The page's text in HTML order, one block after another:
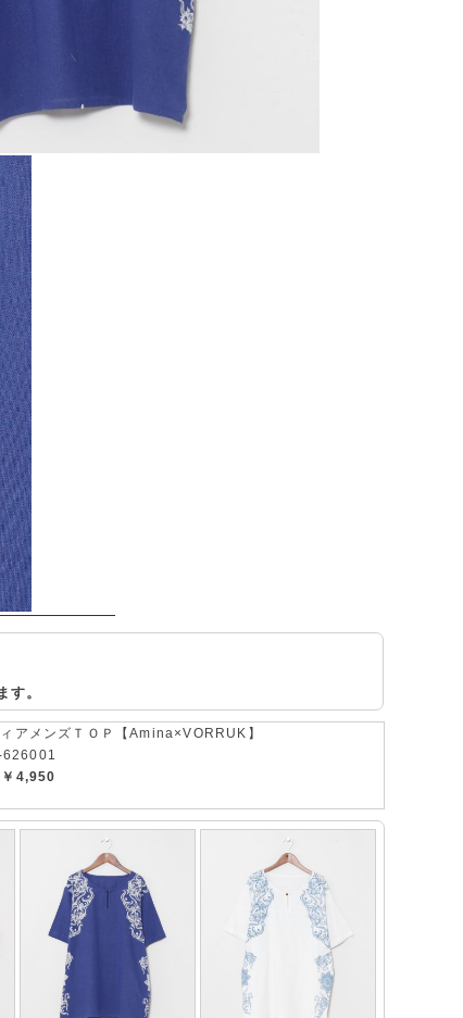
す。
アメンズＴＯＰ【Amina×VORRUK】
626001
￥4,950